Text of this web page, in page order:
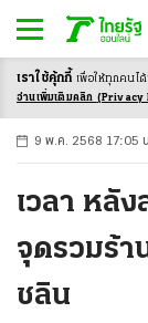
-ก ก ก+
9 พ.ค. 2568 17:05
เวลา หลั
จุดรวมร้า
ชลิน
เราใช้คุ้กกี้ เพื่อให้ทุกคนไ
อ่านเพิ่มเติมคลิก (Privacy